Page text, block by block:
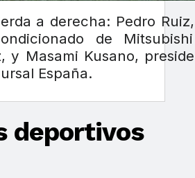
a derecha: Pedro
de
y Masami Kusano,
España.
deportivos